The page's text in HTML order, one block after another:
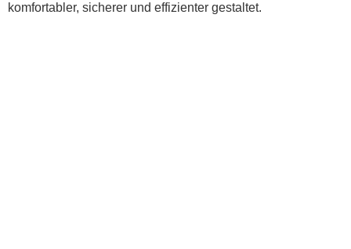
komfortabler, sicherer und effizienter gestaltet.